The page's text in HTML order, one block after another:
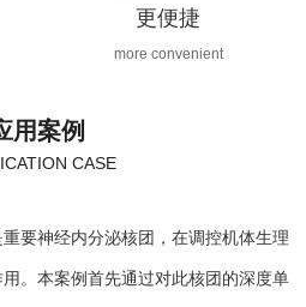
更便捷
more convenient
用案例
CASE
要神经内分泌核团，在调控机体生理
。本案例首先通过对此核团的深度单